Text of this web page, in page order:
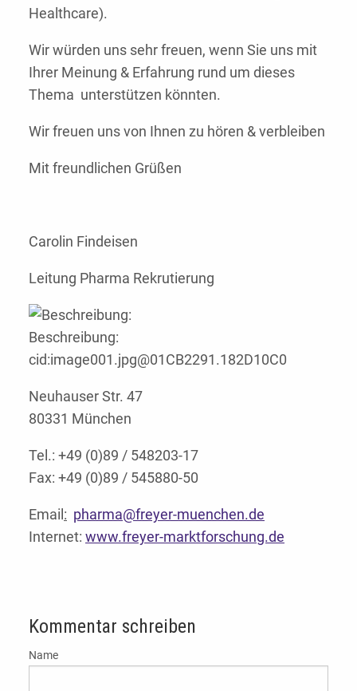
Healthcare).
Wir würden uns sehr freuen, wenn Sie uns mit
Ihrer Meinung & Erfahrung rund um dieses
Thema unterstützen könnten.
Wir freuen uns von Ihnen zu hören & verbleiben
Mit freundlichen Grüßen
Carolin Findeisen
Leitung Pharma Rekrutierung
Neuhauser Str. 47
80331 München
Tel.: +49 (0)89 / 548203-17
Fax: +49 (0)89 / 545880-50
Email: pharma@freyer-muenchen.de
Internet: www.freyer-marktforschung.de
Kommentar schreiben
Name